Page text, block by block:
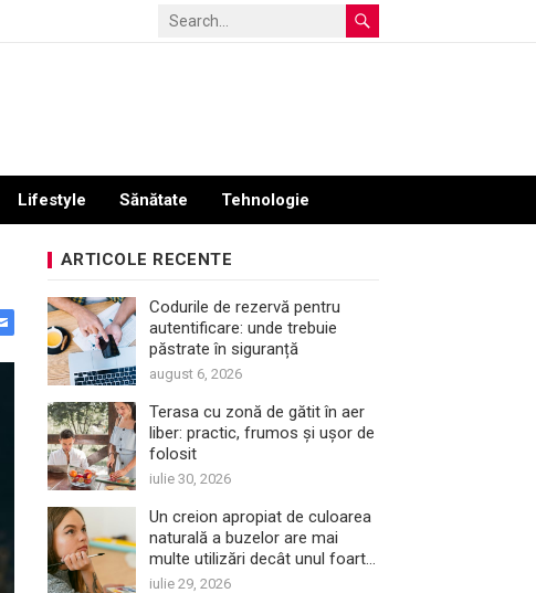
Lifestyle Sănătate Tehnologie
ARTICOLE RECENTE
Codurile de rezervă pentru
autentificare: unde trebuie
păstrate în siguranță
august 6, 2026
Terasa cu zonă de gătit în aer
liber: practic, frumos și ușor de
folosit
iulie 30, 2026
Un creion apropiat de culoarea
naturală a buzelor are mai
multe utilizări decât unul foarte
închis
iulie 29, 2026